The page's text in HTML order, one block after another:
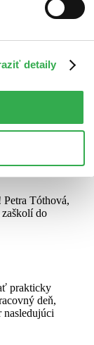
detaily
Tóthová,
zaškolí do
prakticky
deň,
nasledujúci